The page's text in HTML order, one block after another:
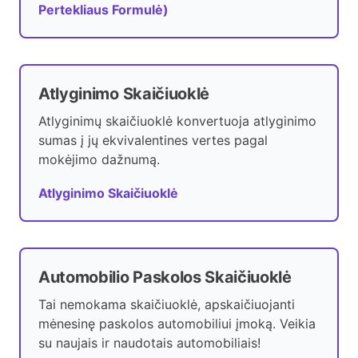
Pertekliaus Formulė)
Atlyginimo Skaičiuoklė
Atlyginimų skaičiuoklė konvertuoja atlyginimo
sumas į jų ekvivalentines vertes pagal
mokėjimo dažnumą.
Atlyginimo Skaičiuoklė
Automobilio Paskolos Skaičiuoklė
Tai nemokama skaičiuoklė, apskaičiuojanti
mėnesinę paskolos automobiliui įmoką. Veikia
su naujais ir naudotais automobiliais!